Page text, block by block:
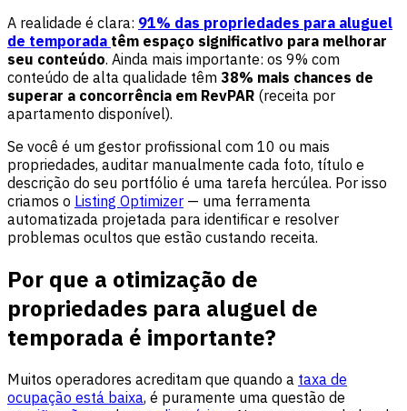
A realidade é clara: 91% das propriedades para aluguel
de temporada têm espaço significativo para melhorar
seu conteúdo. Ainda mais importante: os 9% com
conteúdo de alta qualidade têm 38% mais chances de
superar a concorrência em RevPAR (receita por
apartamento disponível).
Se você é um gestor profissional com 10 ou mais
propriedades, auditar manualmente cada foto, título e
descrição do seu portfólio é uma tarefa hercúlea. Por isso
criamos o Listing Optimizer — uma ferramenta
automatizada projetada para identificar e resolver
problemas ocultos que estão custando receita.
Por que a otimização de
propriedades para aluguel de
temporada é importante?
Muitos operadores acreditam que quando a taxa de
ocupação está baixa, é puramente uma questão de